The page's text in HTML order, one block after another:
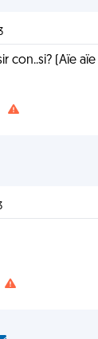
con..si? (Aïe aïe